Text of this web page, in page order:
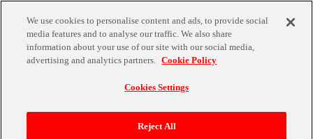
熱くなれぇ～っ！！
We use cookies to personalise content and ads, to provide social
media features and to analyse our traffic. We also share
information about your use of our site with our social media,
advertising and analytics partners. Cookie Policy
Cookies Settings
Reject All